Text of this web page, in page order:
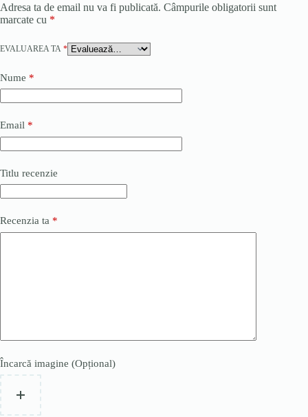
Adresa ta de email nu va fi publicată. Câmpurile obligatorii sunt
marcate cu *
EVALUAREA TA *
Nume *
Email *
Titlu recenzie
Recenzia ta *
Încarcă imagine (Opțional)